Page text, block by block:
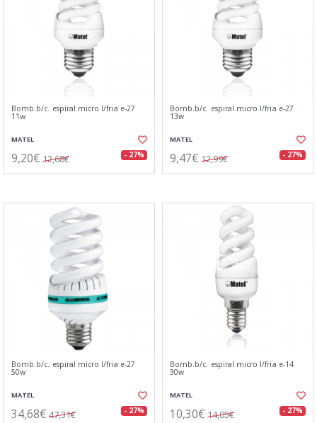
Bomb.b/c. espiral micro l/fria e-27
11w
MATEL
9,20€ 12,68€ - 27%
Bomb.b/c. espiral micro l/fria e-27
13w
MATEL
9,47€ 12,99€ - 27%
Bomb.b/c. espiral micro l/fria e-27
50w
MATEL
34,68€ 47,31€ - 27%
Bomb.b/c. espiral micro l/fria e-14
30w
MATEL
10,30€ 14,05€ - 27%